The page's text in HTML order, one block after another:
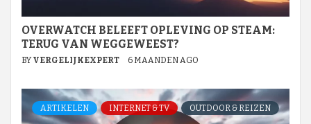
OVERWATCH BELEEFT OPLEVING OP STEAM:
TERUG VAN WEGGEWEEST?
BY VERGELIJKEXPERT 6 MAANDEN AGO
ARTIKELEN INTERNET & TV OUTDOOR & REIZEN